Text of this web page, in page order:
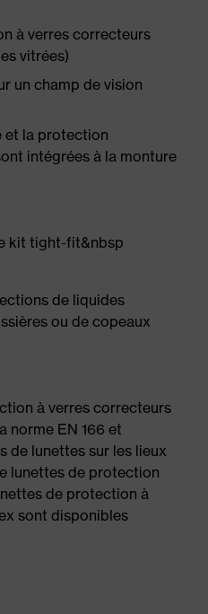
à verres correcteurs
vitrées)
un champ de vision
et la protection
intégrées à la monture
kit tight-fit&nbsp
de liquides
ou de copeaux
à verres correcteurs
norme EN 166 et
de lunettes sur les lieux
lunettes de protection
de protection à
sont disponibles